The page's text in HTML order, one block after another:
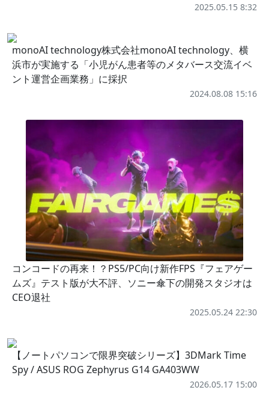
2025.05.15 8:32
monoAI technology株式会社monoAI technology、横
浜市が実施する「小児がん患者等のメタバース交流イベ
ント運営企画業務」に採択
2024.08.08 15:16
コンコードの再来！？PS5/PC向け新作FPS『フェアゲー
ムズ』テスト版が大不評、ソニー傘下の開発スタジオは
CEO退社
2025.05.24 22:30
【ノートパソコンで限界突破シリーズ】3DMark Time
Spy / ASUS ROG Zephyrus G14 GA403WW
2026.05.17 15:00